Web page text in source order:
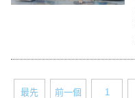
最先 前一個 1